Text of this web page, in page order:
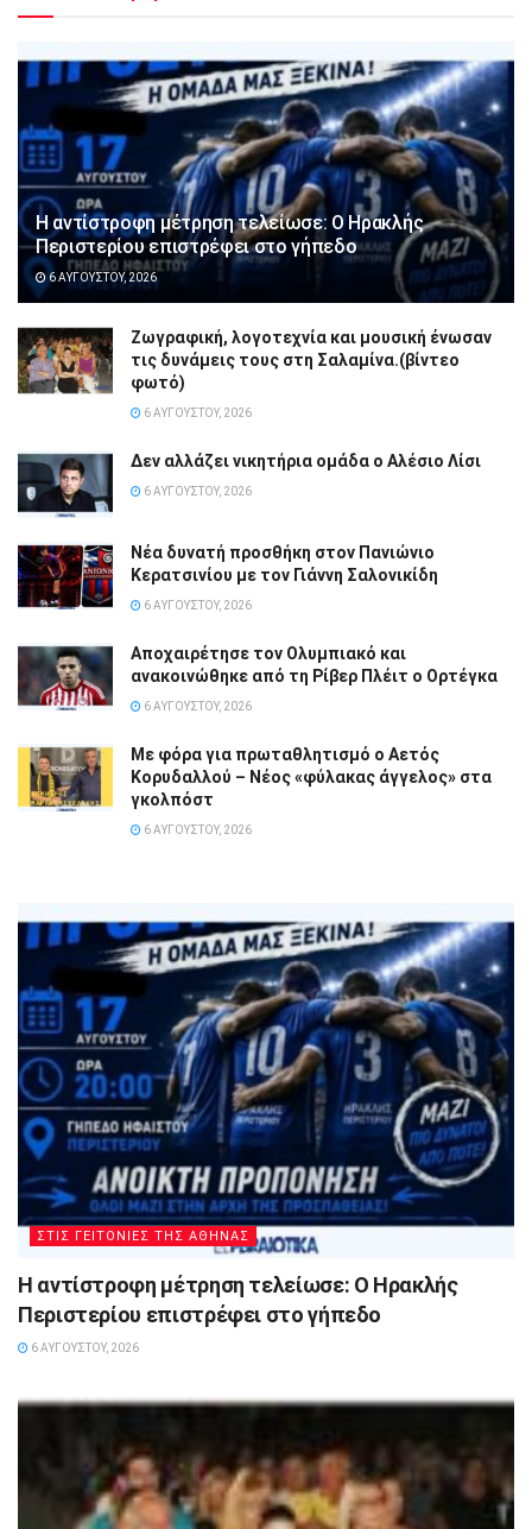
Η αντίστροφη μέτρηση τελείωσε: Ο Ηρακλής
Περιστερίου επιστρέφει στο γήπεδο
6 ΑΥΓΟΎΣΤΟΥ, 2026
Ζωγραφική, λογοτεχνία και μουσική ένωσαν
τις δυνάμεις τους στη Σαλαμίνα.(βίντεο
φωτό)
6 ΑΥΓΟΎΣΤΟΥ, 2026
Δεν αλλάζει νικητήρια ομάδα ο Αλέσιο Λίσι
6 ΑΥΓΟΎΣΤΟΥ, 2026
Νέα δυνατή προσθήκη στον Πανιώνιο
Κερατσινίου με τον Γιάννη Σαλονικίδη
6 ΑΥΓΟΎΣΤΟΥ, 2026
Αποχαιρέτησε τον Ολυμπιακό και
ανακοινώθηκε από τη Ρίβερ Πλέιτ ο Ορτέγκα
6 ΑΥΓΟΎΣΤΟΥ, 2026
Με φόρα για πρωταθλητισμό ο Αετός
Κορυδαλλού – Νέος «φύλακας άγγελος» στα
γκολπόστ
6 ΑΥΓΟΎΣΤΟΥ, 2026
ΣΤΙΣ ΓΕΙΤΟΝΙΕΣ ΤΗΣ ΑΘΗΝΑΣ
Η αντίστροφη μέτρηση τελείωσε: Ο Ηρακλής
Περιστερίου επιστρέφει στο γήπεδο
6 ΑΥΓΟΎΣΤΟΥ, 2026